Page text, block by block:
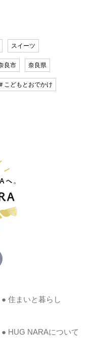
スイーツ
良市 奈良県
＃こどもとおでかけ
● 住まいと暮らし
● HUG NARAについて